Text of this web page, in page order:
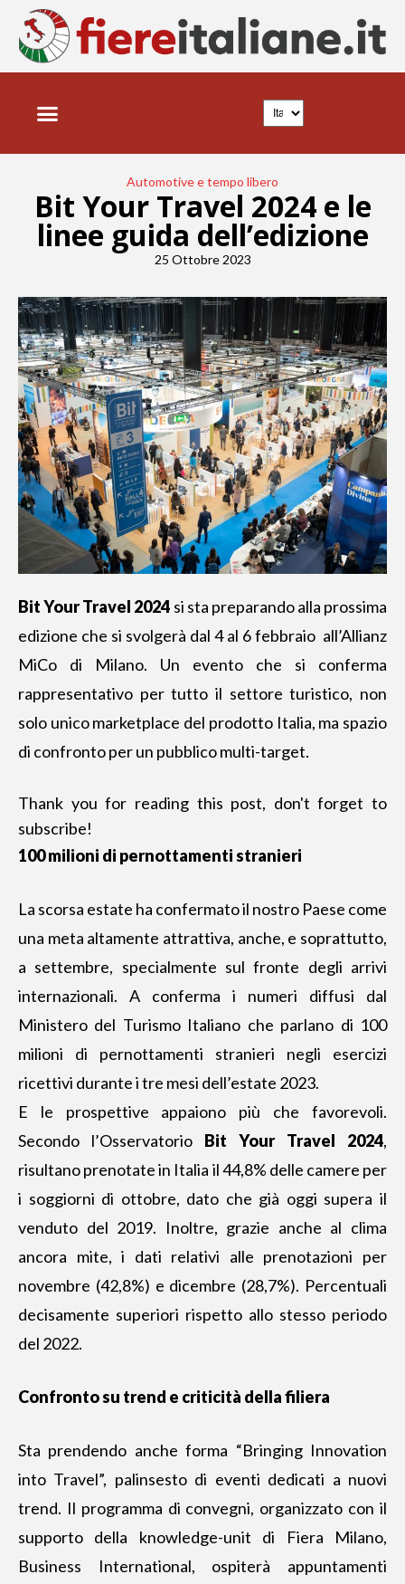
Automotive e tempo libero
Bit Your Travel 2024 e le
linee guida dell’edizione
25 Ottobre 2023
Bit Your Travel 2024 si sta preparando alla prossima
edizione che si svolgerà dal 4 al 6 febbraio all’Allianz
MiCo di Milano. Un evento che si conferma
rappresentativo per tutto il settore turistico, non
solo unico marketplace del prodotto Italia, ma spazio
di confronto per un pubblico multi-target.
Thank you for reading this post, don't forget to
subscribe!
100 milioni di pernottamenti stranieri
La scorsa estate ha confermato il nostro Paese come
una meta altamente attrattiva, anche, e soprattutto,
a settembre, specialmente sul fronte degli arrivi
internazionali. A conferma i numeri diffusi dal
Ministero del Turismo Italiano che parlano di 100
milioni di pernottamenti stranieri negli esercizi
ricettivi durante i tre mesi dell’estate 2023.
E le prospettive appaiono più che favorevoli.
Secondo l’Osservatorio Bit Your Travel 2024,
risultano prenotate in Italia il 44,8% delle camere per
i soggiorni di ottobre, dato che già oggi supera il
venduto del 2019. Inoltre, grazie anche al clima
ancora mite, i dati relativi alle prenotazioni per
novembre (42,8%) e dicembre (28,7%). Percentuali
decisamente superiori rispetto allo stesso periodo
del 2022.
Confronto su trend e criticità della filiera
Sta prendendo anche forma “Bringing Innovation
into Travel”, palinsesto di eventi dedicati a nuovi
trend. Il programma di convegni, organizzato con il
supporto della knowledge-unit di Fiera Milano,
Business International, ospiterà appuntamenti